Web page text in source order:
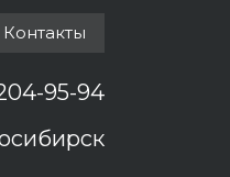
Контакты
95-94